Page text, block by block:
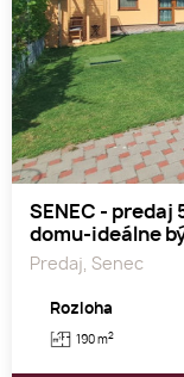
SENEC -
domu-ideálne
Predaj, Senec
Rozloha
190 m2